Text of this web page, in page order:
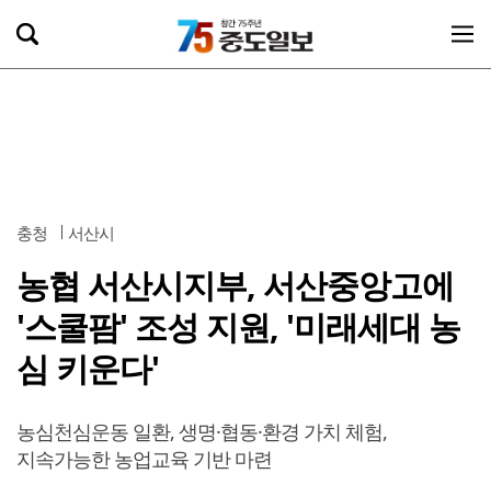
충청 서산시
농협 서산시지부, 서산중앙고에
'스쿨팜' 조성 지원, '미래세대 농
심 키운다'
농심천심운동 일환, 생명·협동·환경 가치 체험,
지속가능한 농업교육 기반 마련